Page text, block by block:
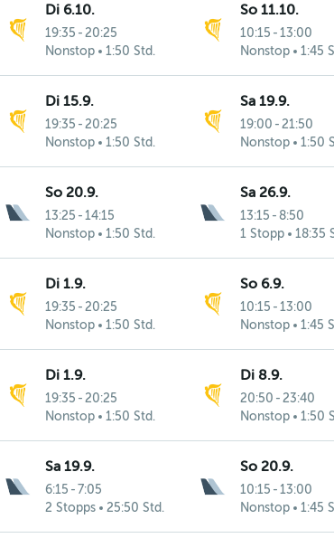
Di 6.10.
19:35 - 20:25
Nonstop
1:50 Std.
So 11.10.
10:15 - 13:00
Nonstop
1:45
Di 15.9.
19:35 - 20:25
Nonstop
1:50 Std.
Sa 19.9.
19:00 - 21:50
Nonstop
1:50
So 20.9.
13:25 - 14:15
Nonstop
1:50 Std.
Sa 26.9.
13:15 - 8:50
1 Stopp
18:35
Di 1.9.
19:35 - 20:25
Nonstop
1:50 Std.
So 6.9.
10:15 - 13:00
Nonstop
1:45
Di 1.9.
19:35 - 20:25
Nonstop
1:50 Std.
Di 8.9.
20:50 - 23:40
Nonstop
1:50
Sa 19.9.
6:15 - 7:05
2 Stopps
25:50 Std.
So 20.9.
10:15 - 13:00
Nonstop
1:45